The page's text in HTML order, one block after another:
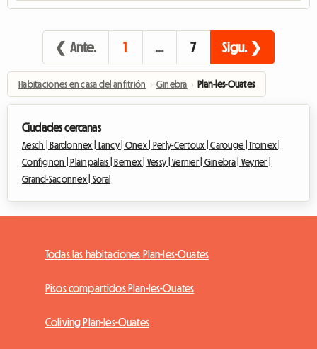
❮ Ante. 1 … 7 Sigu. ❯
Habitaciones en casa del anfitrión › Ginebra › Plan-les-Ouates
Ciudades cercanas
Aesch | Bardonnex | Lancy | Onex | Perly-Certoux |Carouge |Troinex |
Confignon |
Plainpalais | Bernex | Vessy |Vernier | Ginebra | Veyrier |
Grand-Saconnex | Soral
Todas las habitaciones Plan-les-Ouates
Pisos compartidos Plan-les-Ouates
Coliving Plan-les-Ouates